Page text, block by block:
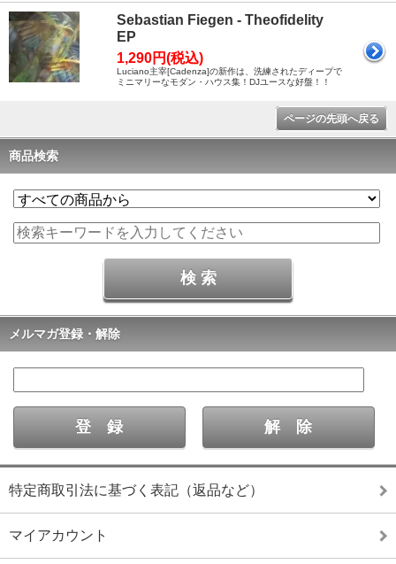
Sebastian Fiegen - Theofidelity
EP
1,290円(税込)
Luciano主宰[Cadenza]の新作は、洗練されたディープで
ミニマリーなモダン・ハウス集！DJユースな好盤！！
ページの先頭へ戻る
商品検索
メルマガ登録・解除
特定商取引法に基づく表記（返品など）
マイアカウント